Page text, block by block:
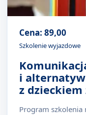
Cena: 89,00
Szkolenie wyjazdowe
i
z
Program szkolenia